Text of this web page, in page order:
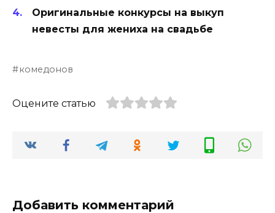
Оригинальные конкурсы на выкуп
невесты для жениха на свадьбе
комедонов
Оцените статью
Добавить комментарий